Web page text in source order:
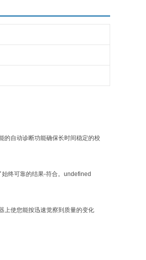
的自动诊断功能确保长时间稳定的校
终可靠的结果-符合。undefined
上使您能按迅速觉察到质量的变化